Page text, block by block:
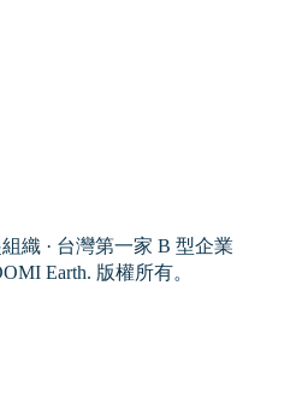
織 · 台灣第一家 B 型企業
Earth. 版權所有。